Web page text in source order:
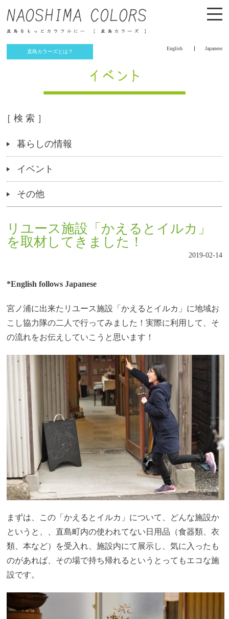
直島カラーズとは？
English Japanese
［ 検 索 ］
暮らしの情報
イベント
その他
リユース施設「かえるとイルカ」
を取材してきました！
2019-02-14
*English follows Japanese
宮ノ浦に出来たリユース施設「かえるとイルカ」に地域お
こし協力隊の二人で行ってみました！実際に利用して、そ
の流れをお伝えしていこうと思います！
まずは、この「かえるとイルカ」について、どんな施設か
というと、、直島町内の使われてない日用品（食器類、衣
類、本など）を受入れ、施設内にて展示し、気に入ったも
のがあれば、その場で持ち帰れるというとってもエコな施
設です。